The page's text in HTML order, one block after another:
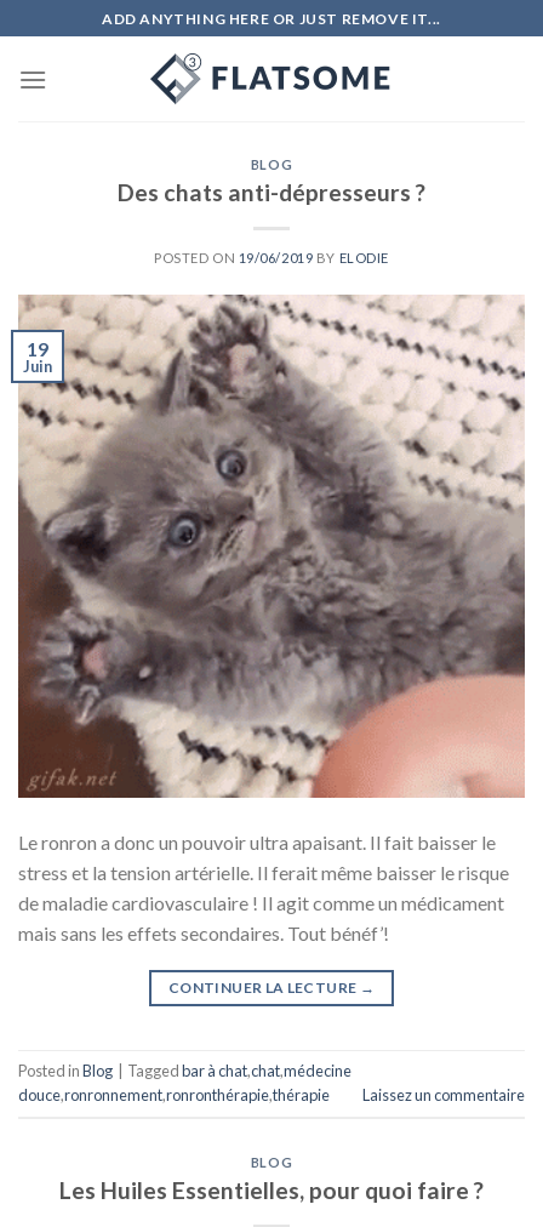
to
content
ADD ANYTHING HERE OR JUST REMOVE IT...
BLOG
Des chats anti-dépresseurs ?
POSTED ON 19/06/2019 BY ELODIE
19
Juin
Le ronron a donc un pouvoir ultra apaisant. Il fait baisser le
stress et la tension artérielle. Il ferait même baisser le risque
de maladie cardiovasculaire ! Il agit comme un médicament
mais sans les effets secondaires. Tout bénéf’!
CONTINUER LA LECTURE →
Posted inBlog Taggedbar à chat,chat,médecine
douce,ronronnement,ronronthérapie,thérapie Laissez un commentaire
BLOG
Les Huiles Essentielles, pour quoi faire ?